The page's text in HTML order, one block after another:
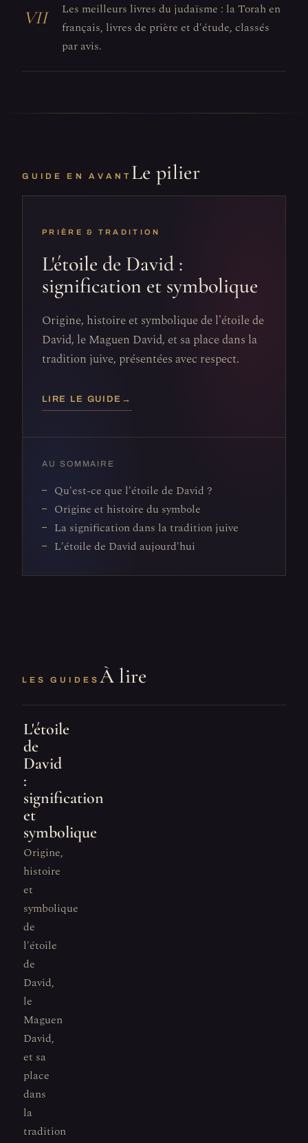
VII
Les meilleurs livres du judaïsme : la Torah en
français, livres de prière et d'étude, classés
par avis.
GUIDE EN AVANT Le pilier
PRIÈRE & TRADITION
L'étoile de David :
signification et symbolique
Origine, histoire et symbolique de l'étoile de
David, le Maguen David, et sa place dans la
tradition juive, présentées avec respect.
LIRE LE GUIDE →
AU SOMMAIRE
Qu'est-ce que l'étoile de David ?
Origine et histoire du symbole
La signification dans la tradition juive
L'étoile de David aujourd'hui
LES GUIDES À lire
L'étoile
de
David
:
signification
et
symbolique
Origine,
histoire
et
symbolique
de
l'étoile
de
David,
le
Maguen
David,
et sa
place
dans
la
tradition